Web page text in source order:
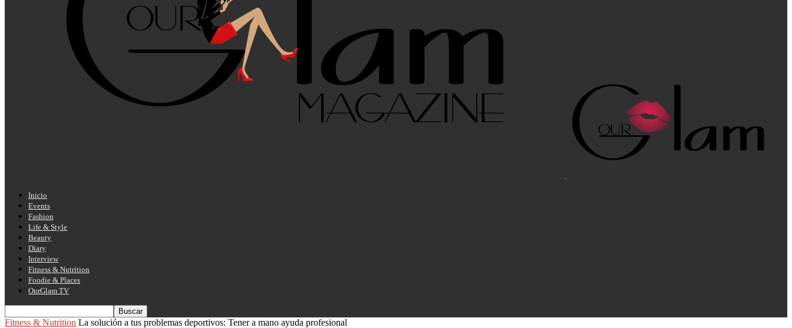
Inicio
Events
Fashion
Life & Style
Beauty
Diary
Interview
Fitness & Nutrition
Foodie & Places
OurGlam TV
Fitness & Nutrition La solución a tus problemas deportivos: Tener a mano ayuda profesional